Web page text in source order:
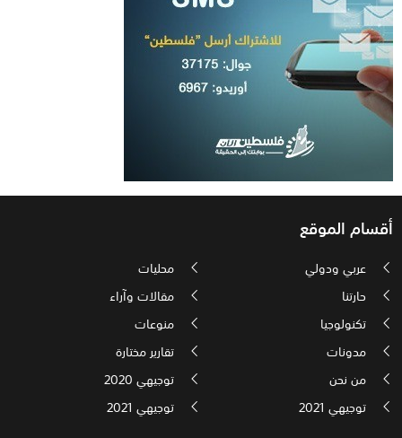
أقسام الموقع
عربي ودولي
محليات
حارتنا
مقالات وآراء
تكنولوجيا
منوعات
مدونات
تقارير مختارة
من نحن
توجيهي 2020
توجيهي 2021
توجيهي 2021